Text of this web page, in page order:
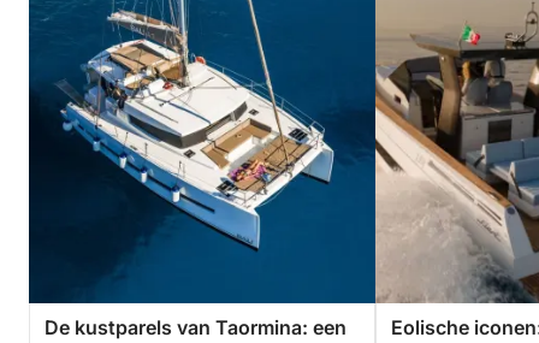
Dit is meer dan zomaar een boottocht; het is een
verfijnde en meeslepende ontsnapping van een
halve dag langs een van de meest adembenemende
kustlijnen van Sicilië.
De kustparels van Taormina: een
Eolische